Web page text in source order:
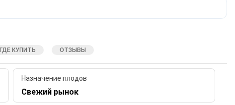
ГДЕ КУПИТЬ ОТЗЫВЫ
Назначение плодов
Свежий рынок